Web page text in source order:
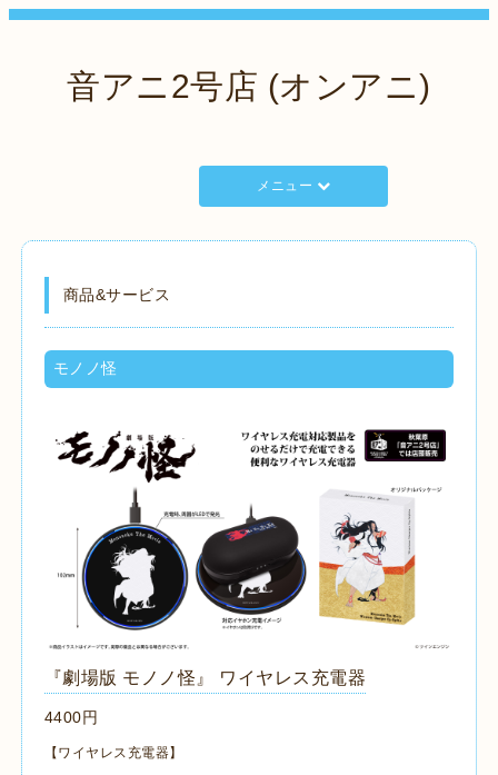
音アニ2号店 (オンアニ)
メニュー
商品&サービス
モノノ怪
『劇場版 モノノ怪』 ワイヤレス充電器
4400円
【ワイヤレス充電器】